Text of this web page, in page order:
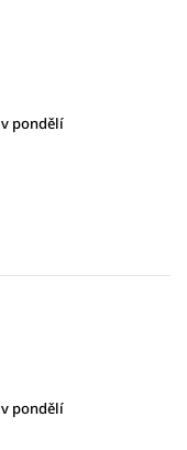
v pondělí
v pondělí